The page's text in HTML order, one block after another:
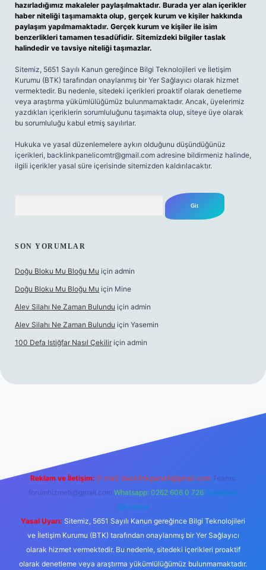
hazırladığımız makaleler paylaşılmaktadır. Burada yer alan içerikler
haber niteliği taşımamakta olup, gerçek kurum ve kişiler hakkında
paylaşım yapılmamaktadır. Gerçek kurum ve kişiler ile isim
benzerlikleri tamamen tesadüfidir. Sitemizdeki bilgiler taslak
halindedir ve tavsiye niteliği taşımazlar.
Sitemiz, 5651 Sayılı Kanun gereğince Bilgi Teknolojileri ve İletişim
Kurumu (BTK) tarafından onaylanmış bir Yer Sağlayıcı olarak hizmet
vermektedir. Bu nedenle, sitedeki içerikleri proaktif olarak denetleme
veya araştırma yükümlülüğümüz bulunmamaktadır. Ancak, üyelerimiz
yazdıkları içeriklerin sorumluluğunu taşımakta olup, siteye üye olarak
bu sorumluluğu kabul etmiş sayılırlar.
Hukuka ve yasal düzenlemelere aykırı olduğunu düşündüğünüz
içerikleri, backlinkpanelicomtr@gmail.com adresine bildirmeniz halinde,
ilgili içerikler yasal süre içerisinde sitemizden kaldırılacaktır.
SON YORUMLAR
Doğu Bloku Mu Bloğu Mu için admin
Doğu Bloku Mu Bloğu Mu için Mine
Alev Silahı Ne Zaman Bulundu için admin
Alev Silahı Ne Zaman Bulundu için Yasemin
100 Defa Istiğfar Nasıl Çekilir için admin
Reklam ve İletişim: E-mail: backlinkpaneli@gmail.com Teams:
forumhizmeti@gmail.com Whatsapp: 0262 606 0 726 Telegram:
@karabul
Yasal Uyarı: Sitemiz, 5651 Sayılı Kanun gereğince Bilgi Teknolojileri
ve İletişim Kurumu (BTK) tarafından onaylanmış bir Yer Sağlayıcı
olarak hizmet vermektedir. Bu nedenle, sitedeki içerikleri proaktif
olarak denetleme veya araştırma yükümlülüğümüz bulunmamaktadır.